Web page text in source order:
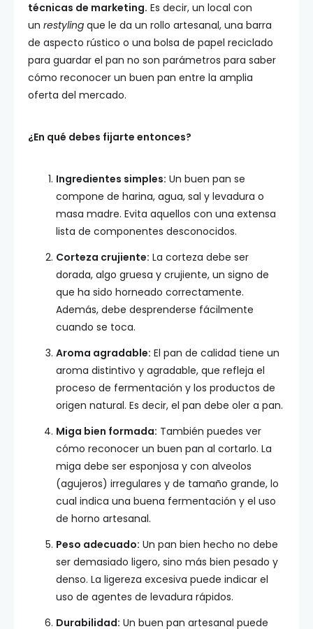
técnicas de marketing. Es decir, un local con
un restyling que le da un rollo artesanal, una barra
de aspecto rústico o una bolsa de papel reciclado
para guardar el pan no son parámetros para saber
cómo reconocer un buen pan entre la amplia
oferta del mercado.
¿En qué debes fijarte entonces?
Ingredientes simples: Un buen pan se
compone de harina, agua, sal y levadura o
masa madre. Evita aquellos con una extensa
lista de componentes desconocidos.
Corteza crujiente: La corteza debe ser
dorada, algo gruesa y crujiente, un signo de
que ha sido horneado correctamente.
Además, debe desprenderse fácilmente
cuando se toca.
Aroma agradable: El pan de calidad tiene un
aroma distintivo y agradable, que refleja el
proceso de fermentación y los productos de
origen natural. Es decir, el pan debe oler a pan.
Miga bien formada: También puedes ver
cómo reconocer un buen pan al cortarlo. La
miga debe ser esponjosa y con alveolos
(agujeros) irregulares y de tamaño grande, lo
cual indica una buena fermentación y el uso
de horno artesanal.
Peso adecuado: Un pan bien hecho no debe
ser demasiado ligero, sino más bien pesado y
denso. La ligereza excesiva puede indicar el
uso de agentes de levadura rápidos.
Durabilidad: Un buen pan artesanal puede